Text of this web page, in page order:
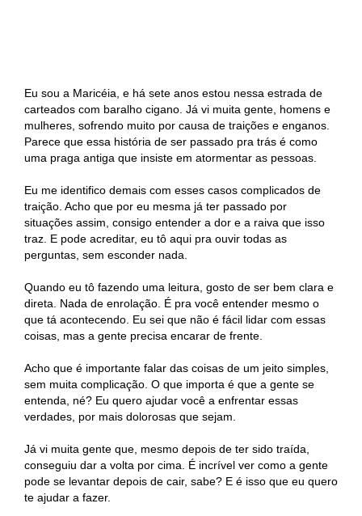
Eu sou a Maricéia, e há sete anos estou nessa estrada de
carteados com baralho cigano. Já vi muita gente, homens e
mulheres, sofrendo muito por causa de traições e enganos.
Parece que essa história de ser passado pra trás é como
uma praga antiga que insiste em atormentar as pessoas.
Eu me identifico demais com esses casos complicados de
traição. Acho que por eu mesma já ter passado por
situações assim, consigo entender a dor e a raiva que isso
traz. E pode acreditar, eu tô aqui pra ouvir todas as
perguntas, sem esconder nada.
Quando eu tô fazendo uma leitura, gosto de ser bem clara e
direta. Nada de enrolação. É pra você entender mesmo o
que tá acontecendo. Eu sei que não é fácil lidar com essas
coisas, mas a gente precisa encarar de frente.
Acho que é importante falar das coisas de um jeito simples,
sem muita complicação. O que importa é que a gente se
entenda, né? Eu quero ajudar você a enfrentar essas
verdades, por mais dolorosas que sejam.
Já vi muita gente que, mesmo depois de ter sido traída,
conseguiu dar a volta por cima. É incrível ver como a gente
pode se levantar depois de cair, sabe? E é isso que eu quero
te ajudar a fazer.